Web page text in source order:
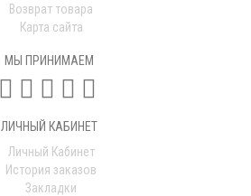
Возврат товара
Карта сайта
МЫ ПРИНИМАЕМ
ЛИЧНЫЙ КАБИНЕТ
Личный Кабинет
История заказов
Закладки